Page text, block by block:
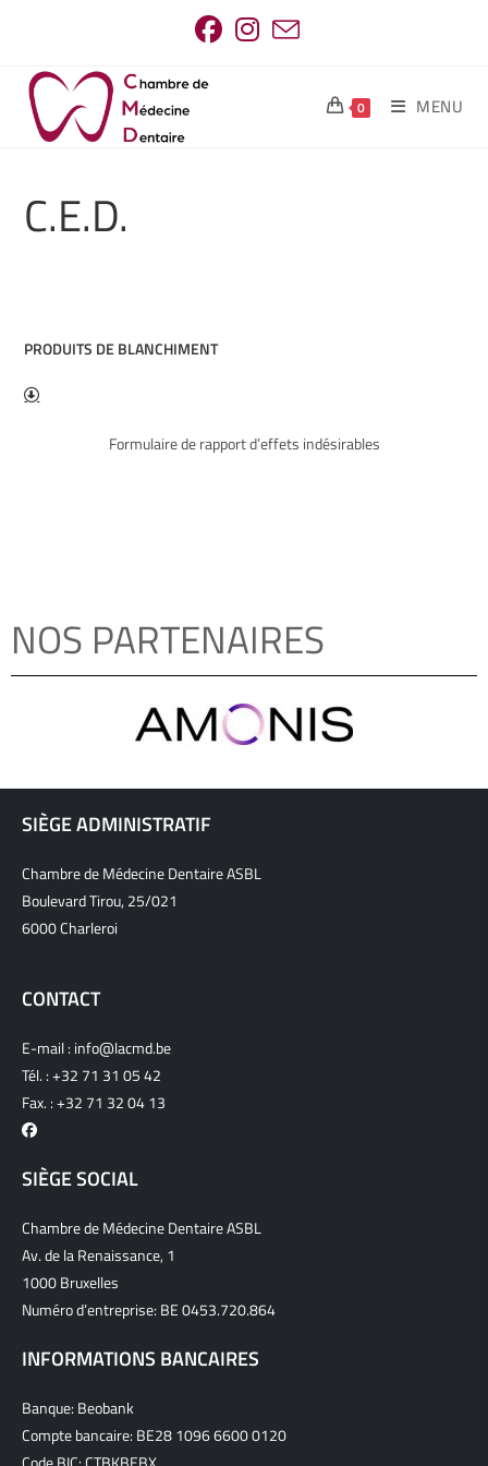
0 MENU
C.E.D.
PRODUITS DE BLANCHIMENT
Formulaire de rapport d’effets indésirables
NOS PARTENAIRES
SIÈGE ADMINISTRATIF
Chambre de Médecine Dentaire ASBL
Boulevard Tirou, 25/021
6000 Charleroi
CONTACT
E-mail : info@lacmd.be
Tél. :+32 71 31 05 42
Fax. : +32 71 32 04 13
SIÈGE SOCIAL
Chambre de Médecine Dentaire ASBL
Av. de la Renaissance, 1
1000 Bruxelles
Numéro d’entreprise: BE 0453.720.864
INFORMATIONS BANCAIRES
Banque: Beobank
Compte bancaire: BE28 1096 6600 0120